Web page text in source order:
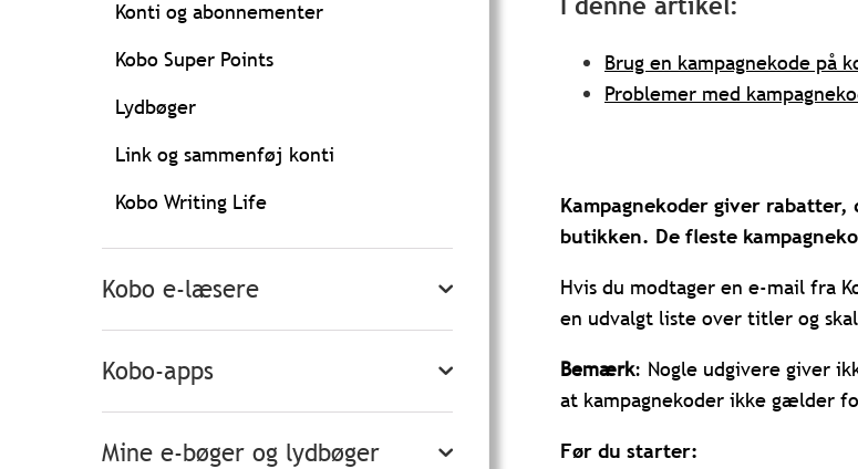
Konti og abonnementer
Kobo Super Points
Lydbøger
Link og sammenføj konti
Kobo Writing Life
Kobo e-læsere
Kobo-apps
Mine e-bøger og lydbøger
I denne artikel:
Brug en kampagnekode på
Problemer med
Kampagnekoder giver
butikken. De fleste
Hvis du modtager en e-mail fra
en udvalgt liste over titler og
Bemærk: Nogle udgivere giver
at kampagnekoder ikke gælder
Før du starter: